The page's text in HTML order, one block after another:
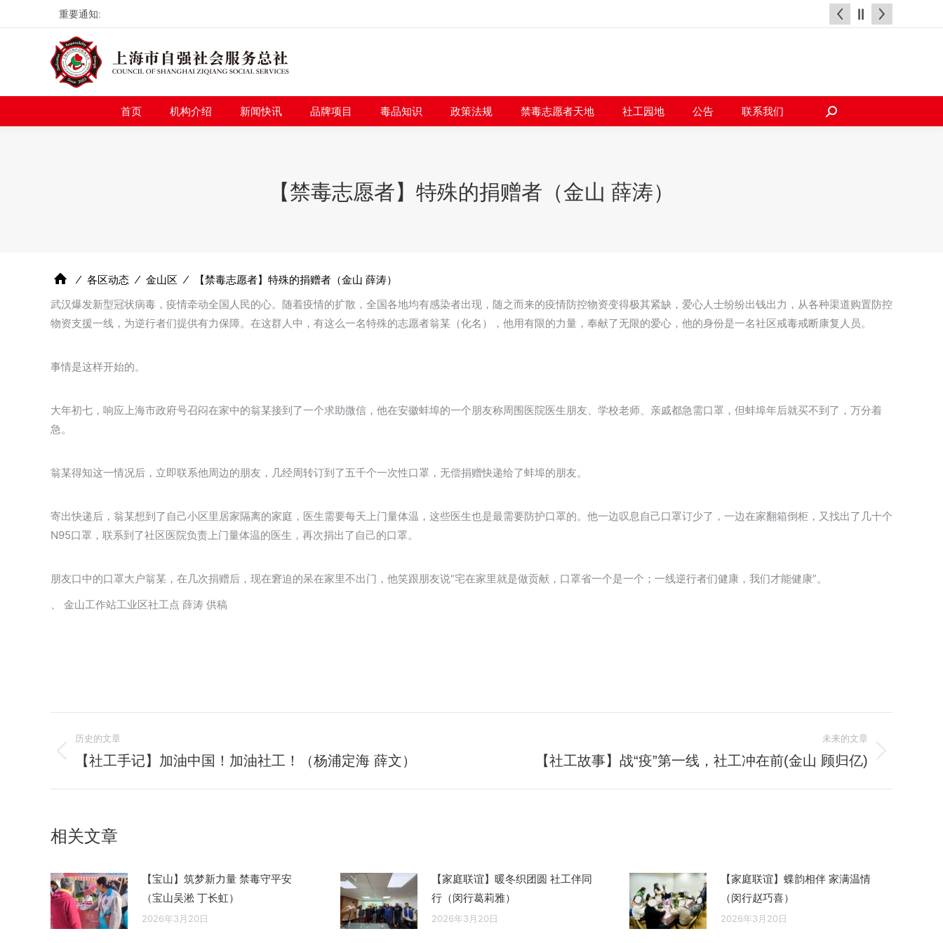
重要通知:
首页 机构介绍 新闻快讯 品牌项目 毒品知识 政策法规 禁毒志愿者天地 社工园地 公告 联系我们
搜
【禁毒志愿者】特殊的捐赠者（金山 薛涛）
⁄ 各区动态 ⁄ 金山区 ⁄
【禁毒志愿者】特殊的捐赠者（金山 薛涛）
武汉爆发新型冠状病毒，疫情牵动全国人民的心。随着疫情的扩散，全国各地均有感染者出现，随之而来的疫情防控物资变得极其紧缺，爱心人士纷纷出钱出力，从各种渠道购置防控
物资支援一线，为逆行者们提供有力保障。在这群人中，有这么一名特殊的志愿者翁某（化名），他用有限的力量，奉献了无限的爱心，他的身份是一名社区戒毒戒断康复人员。
事情是这样开始的。
大年初七，响应上海市政府号召闷在家中的翁某接到了一个求助微信，他在安徽蚌埠的一个朋友称周围医院医生朋友、学校老师、亲戚都急需口罩，但蚌埠年后就买不到了，万分着
急。
翁某得知这一情况后，立即联系他周边的朋友，几经周转订到了五千个一次性口罩，无偿捐赠快递给了蚌埠的朋友。
寄出快递后，翁某想到了自己小区里居家隔离的家庭，医生需要每天上门量体温，这些医生也是最需要防护口罩的。他一边叹息自己口罩订少了，一边在家翻箱倒柜，又找出了几十个
N95口罩，联系到了社区医院负责上门量体温的医生，再次捐出了自己的口罩。
朋友口中的口罩大户翁某，在几次捐赠后，现在窘迫的呆在家里不出门，他笑跟朋友说“宅在家里就是做贡献，口罩省一个是一个；一线逆行者们健康，我们才能健康”。
、 金山工作站工业区社工点 薛涛 供稿
章
导
历史的文章
历
章：
【社工手记】加油中国！加油社工！（杨浦定海 薛文）
未来的文章
【社工故事】战“疫”第一线，社工冲在前(金山 顾归亿)
相关文章
【宝山】筑梦新力量 禁毒守平安
（宝山吴淞 丁长虹）
2026年3月20日
【家庭联谊】暖冬织团圆 社工伴同
行（闵行葛莉雅）
2026年3月20日
【家庭联谊】蝶韵相伴 家满温情
（闵行赵巧喜）
2026年3月20日
首页 机构介绍 新闻快讯 品牌项目 毒品知识 政策法规 禁毒志愿者天地 社工园地 公告 联系我们
搜